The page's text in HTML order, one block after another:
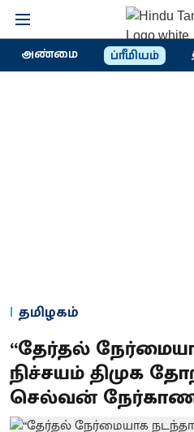
அண்மை ப்ரீமியம்
தமிழகம்
“தேர்தல்
நிச்சயம் திமுக
செல்வன்